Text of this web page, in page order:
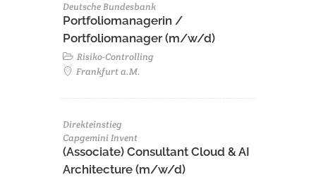
Deutsche Bundesbank
Portfoliomanagerin /
Portfoliomanager (m/w/d)
Risiko-Controlling
Frankfurt a.M.
Direkteinstieg
Capgemini Invent
(Associate) Consultant Cloud & AI
Architecture (m/w/d)​ ​